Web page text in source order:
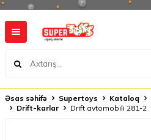
Əsas səhifə Supertoys Kataloq
Drift-karlar
Drift avtomobili 281-2